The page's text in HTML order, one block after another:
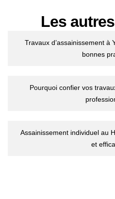
Les
Travaux d’assainissement à
bonnes
Pourquoi confier vos
Assainissement individuel au
et